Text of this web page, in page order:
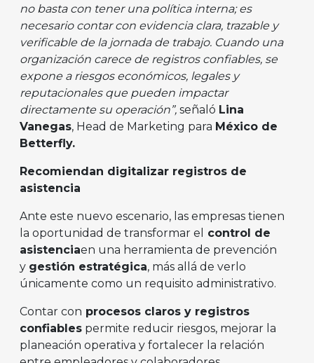
no basta con tener una política interna; es
necesario contar con evidencia clara, trazable y
verificable de la jornada de trabajo. Cuando una
organización carece de registros confiables, se
expone a riesgos económicos, legales y
reputacionales que pueden impactar
directamente su operación”, señaló Lina
Vanegas, Head de Marketing para México de
Betterfly.
Recomiendan digitalizar registros de
asistencia
Ante este nuevo escenario, las empresas tienen
la oportunidad de transformar el
control de
asistenciaen una herramienta de prevención
y gestión estratégica, más allá de verlo
únicamente como un requisito administrativo.
Contar con procesos claros y registros
confiables permite reducir riesgos, mejorar la
planeación operativa y fortalecer la relación